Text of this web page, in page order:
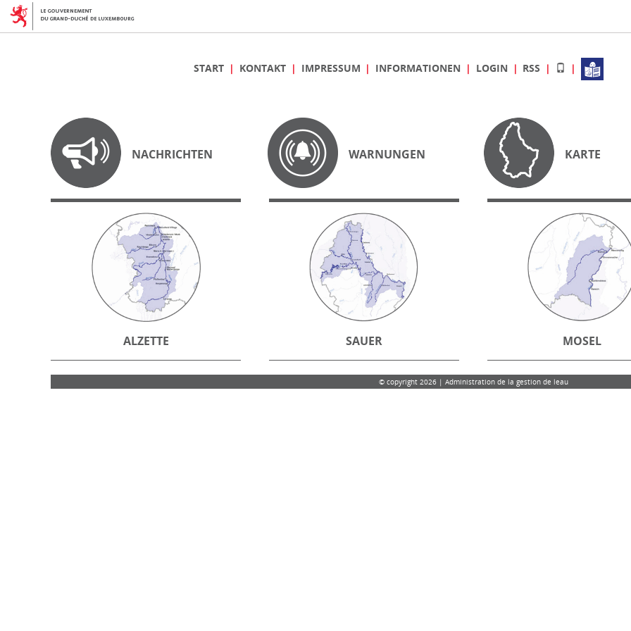
START KONTAKT IMPRESSUM INFORMATIONEN LOGIN RSS
NACHRICHTEN WARNUNGEN KARTE
ALZETTE SAUER MOSEL
© copyright 2026 | Administration de la gestion de leau